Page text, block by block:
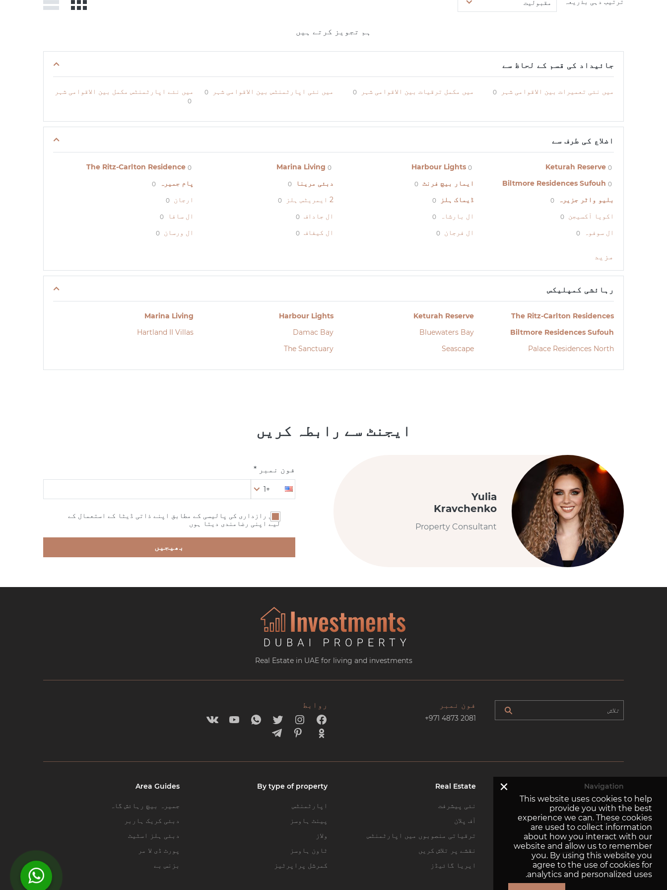
مقبولیت
ہم تجویز کرتے ہیں
جائیداد کی قسم کے لحاظ سے
میں نئی تعمیرات بین الاقوامی شہر 0 میں مکمل ترقیات بین الاقوامی شہر 0 میں نئی اپارٹمنٹس بین الاقوامی شہر 0 میں نئے اپارٹمنٹس مکمل بین الاقوامی شہر
0
اضلاع کی طرف سے
Keturah Reserve 0
Harbour Lights 0
Marina Living 0
The Ritz-Carlton Residence 0
Biltmore Residences Sufouh 0 ایمار بیچ فرنٹ 0 دبئی مرینا 0 پام جمیرہ 0
بلیو واٹر جزیرہ 0 ڈیماک ہلز 0 2 ایمریٹس ہلز 0 ارجان 0
اکویا آکسیجن 0 ال بارشاہ 0 ال جاداف 0 ال سافا 0
ال سوفوہ 0 ال فرجان 0 ال کیفاف 0 ال ورسان 0
مزید
رہائشی کمپلیکس
The Ritz-Carlton Residences
Keturah Reserve
Harbour Lights
Marina Living
Biltmore Residences Sufouh
Bluewaters Bay
Damac Bay
Hartland II Villas
Palace Residences North
Seascape
The Sanctuary
ایجنٹ سے رابطہ کریں
Yulia
Kravchenko
Property Consultant
فون نمبر *
+1
میں رازداری کی پالیسی کے مطابق اپنے ذاتی ڈیٹا کے استعمال کے
لیے اپنی رضامندی دیتا ہوں
بھیجیں
Real Estate in UAE for living and investments
فون نمبر
+971 4873 2081
روابط
Navigation
گھر
عمومی سوالات
ہم سے رابطہ کریں
رازداری کی پالیسی
سائٹ میپ
Real Estate
نئی پیشرفت
آف پلان
ترقیاتی منصوبوں میں اپارٹمنٹس
نقشے پر تلاش کریں
ایریا گائیڈز
By type of property
اپارٹمنٹس
پینٹ ہاوسز
ولاز
ٹاون ہاوسز
کمرشل پراپرٹیز
Area Guides
جمیرہ بیچ رہائش گاہ
دبئی کریک ہاربر
دبئی ہلز اسٹیٹ
پورٹ ڈی لا مر
بزنس بے
×
This website uses cookies to help
provide you with the best
experience we can. These cookies
are used to collect information
about how you interact with our
website and allow us to remember
you. By using this website you
agree to the use of cookies for
analytics and personalized uses.